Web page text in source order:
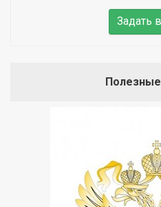
Задать